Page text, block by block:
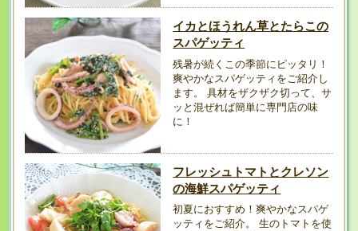
イカとほうれん草とたらこの
スパゲッティ
残暑が続くこの季節にピッタリ！
爽やかなスパゲッティをご紹介し
ます。 具材をザクザク切って、サ
ッと混ぜれば簡単に専門店の味
に！
フレッシュトマトとクレソン
の海鮮スパゲッティ
初夏におすすめ！爽やかなスパゲ
ッティをご紹介。 生のトマトを使